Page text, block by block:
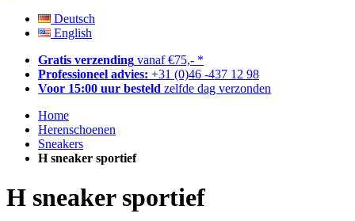
Deutsch
English
Gratis verzending vanaf €75,- *
Professioneel advies: +31 (0)46 -437 12 98
Voor 15:00 uur besteld zelfde dag verzonden
Home
Herenschoenen
Sneakers
H sneaker sportief
H sneaker sportief